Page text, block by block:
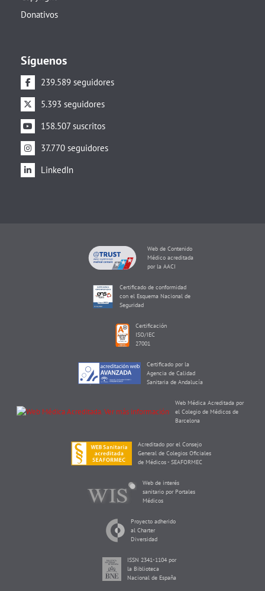
Donativos
Síguenos
239.589 seguidores
5.393 seguidores
158.507 suscritos
37.770 seguidores
LinkedIn
Web de Contenido
Médico acreditada
por la AACI
Certificado de conformidad
con el Esquema Nacional de
Seguridad
Certificación
ISO/IEC
27001
Certificado por la
Agencia de Calidad
Sanitaria de Andalucía
Web Médica Acreditada por
el Colegio de Médicos de
Barcelona
Acreditado por el Consejo
General de Colegios Oficiales
de Médicos - SEAFORMEC
Web de interés
sanitario por Portales
Médicos
Proyecto adherido
al Charter
Diversidad
ISSN 2341-1104 por
la Biblioteca
Nacional de España